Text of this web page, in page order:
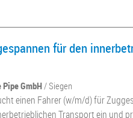
für den
GmbH/ Siegen
einen Fahrer (w/m/d) für
Transport ein und